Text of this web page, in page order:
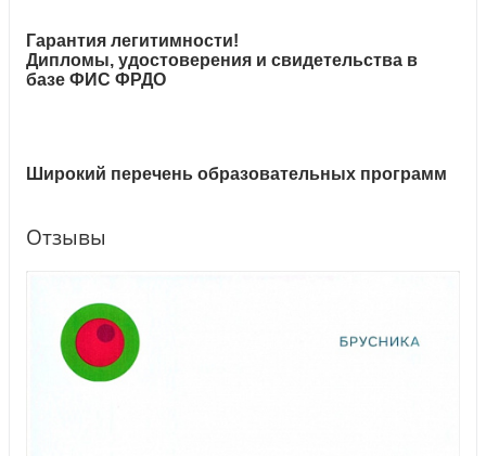
Гарантия легитимности!
Дипломы, удостоверения и свидетельства в
базе ФИС ФРДО
Широкий перечень образовательных программ
Отзывы